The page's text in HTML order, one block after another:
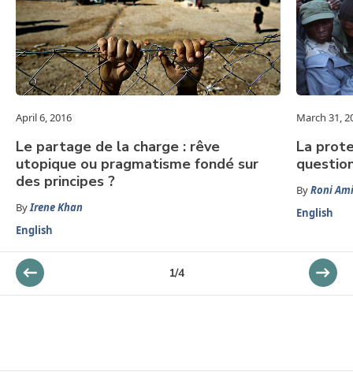
April 6, 2016
Le partage de la charge : rêve
utopique ou pragmatisme fondé sur
des principes ?
ByIrene Khan
English
March 31,
La
ByRoni
English
1/4